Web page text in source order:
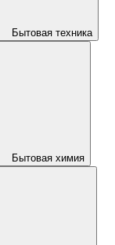
Бытовая техника
Бытовая химия